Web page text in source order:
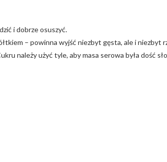
i dobrze osuszyć.
– powinna wyjść niezbyt gęsta, ale i niezbyt
należy użyć tyle, aby masa serowa była dość